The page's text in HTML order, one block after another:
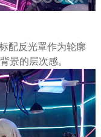
配反光罩作为轮廓
景的层次感。